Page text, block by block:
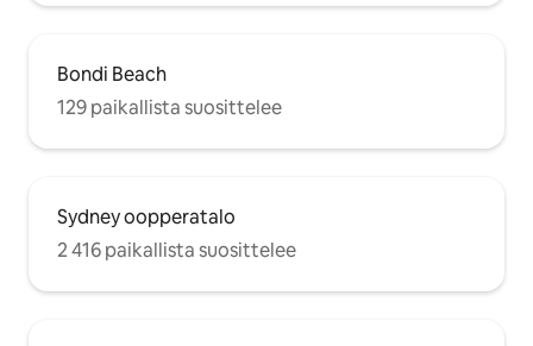
Bondi Beach
129 paikallista suosittelee
Sydney oopperatalo
2 416 paikallista suosittelee